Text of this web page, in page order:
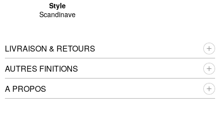
Style
Scandinave
LIVRAISON & RETOURS
AUTRES FINITIONS
A PROPOS